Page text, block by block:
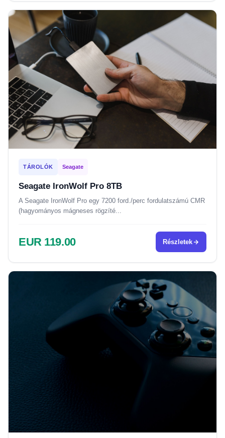
TÁROLÓK Seagate
Seagate IronWolf Pro 8TB
A Seagate IronWolf Pro egy 7200 ford./perc fordulatszámú CMR
(hagyományos mágneses rögzíté...
EUR 119.00 Részletek